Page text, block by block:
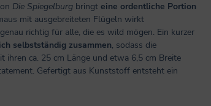
Die Spiegelburg bringt eine ordentliche Portion
mit ausgebreiteten Flügeln wirkt
richtig für alle, die es wild mögen. Ein kurzer
selbstständig zusammen, sodass die
ca. 25 cm Länge und etwa 6,5 cm Breite
Gefertigt aus Kunststoff entsteht ein